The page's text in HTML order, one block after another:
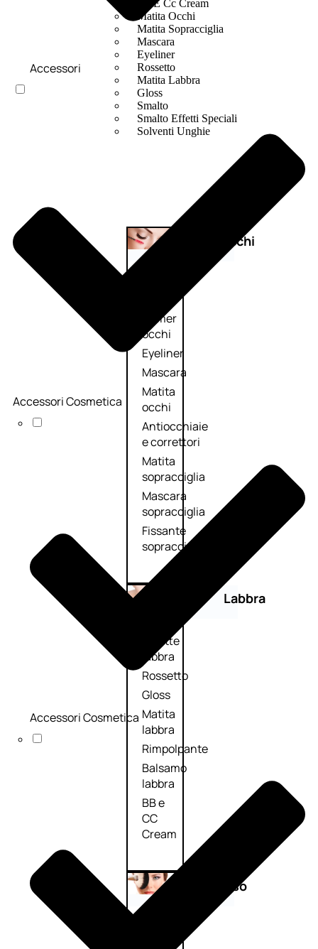
Bb E Cc Cream
Matita Occhi
Matita Sopracciglia
Mascara
Eyeliner
Rossetto
Matita Labbra
Gloss
Smalto
Smalto Effetti Speciali
Solventi Unghie
Occhi
Primer
occhi
Eyeliner
Mascara
Matita
occhi
Antiocchiaie
e correttori
Matita
sopracciglia
Mascara
sopracciglia
Fissante
sopracciglia
Labbra
Palette
labbra
Rossetto
Gloss
Matita
labbra
Rimpolpante
Balsamo
labbra
BB e
CC
Cream
Viso
Accessori
Accessori Cosmetica
Accessori Cosmetica